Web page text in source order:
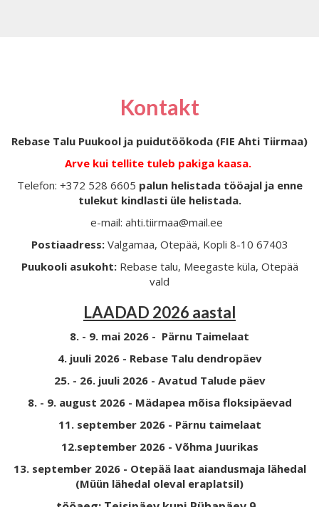
Kontakt
Rebase Talu Puukool ja puidutöökoda (FIE Ahti Tiirmaa)
Arve kui tellite tuleb pakiga kaasa.
Telefon: +372 528 6605 palun helistada tööajal ja enne
tulekut kindlasti üle helistada.
e-mail: ahti.tiirmaa@mail.ee
Postiaadress: Valgamaa, Otepää, Kopli 8-10 67403
Puukooli asukoht: Rebase talu, Meegaste küla, Otepää
vald
LAADAD 2026 aastal
8. - 9. mai 2026 - Pärnu Taimelaat
4. juuli 2026 - Rebase Talu dendropäev
25. - 26. juuli 2026 - Avatud Talude päev
8. - 9. august 2026 - Mädapea mõisa floksipäevad
11. september 2026 - Pärnu taimelaat
12.september 2026 - Võhma Juurikas
13. september 2026 - Otepää laat aiandusmaja lähedal
(Müün lähedal oleval eraplatsil)